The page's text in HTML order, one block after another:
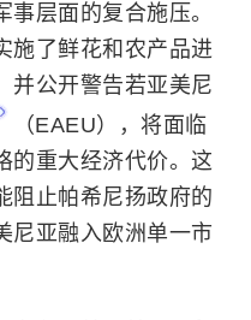
层面的复合施压。
施了鲜花和农产品进
并公开警告若亚美尼
（EAEU），将面临
的重大经济代价。这
阻止帕希尼扬政府的
尼亚融入欧洲单一市